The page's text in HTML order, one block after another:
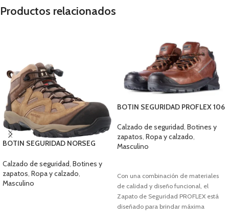
Productos relacionados
BOTIN SEGURIDAD NORSEG
Calzado de seguridad Botines y
zapatos Ropa y calzado
Masculino
BOTIN SEGURIDAD PROFLEX 106
Calzado de seguridad, Botines y
zapatos, Ropa y calzado,
Masculino
Con una combinación de materiales
de calidad y diseño funcional, el
Zapato de Seguridad PROFLEX está
diseñado para brindar máxima